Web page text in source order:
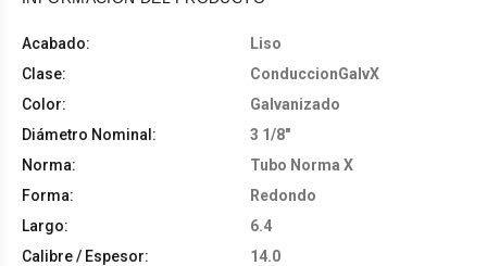
Acabado:
Liso
Clase:
ConduccionGalvX
Color:
Galvanizado
Diámetro Nominal:
3 1/8"
Norma:
Tubo Norma X
Forma:
Redondo
Largo:
6.4
Calibre / Espesor:
14.0